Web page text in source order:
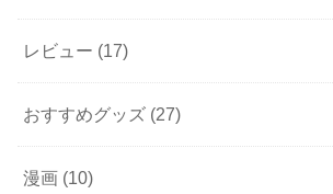
レビュー (17)
おすすめグッズ (27)
漫画 (10)